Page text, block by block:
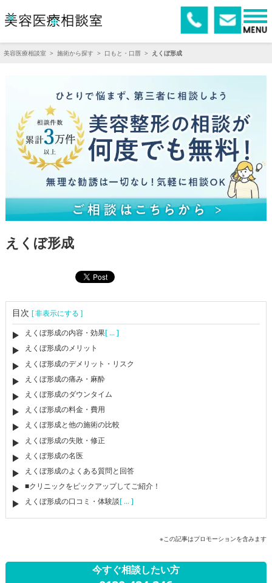
美容医療相談室 > 施術から探す > 口もと・口唇 > えくぼ形成
えくぼ形成
目次[ 非表示にする ]
えくぼ形成の内容・効果[ ... ]
えくぼ形成のメリット
えくぼ形成のデメリット・リスク
えくぼ形成の痛み・麻酔
えくぼ形成のダウンタイム
えくぼ形成の料金・費用
えくぼ形成と他の施術の比較
えくぼ形成の失敗・修正
えくぼ形成の名医
えくぼ形成のよくある質問と回答
■クリニックをピックアップしてご紹介！
えくぼ形成の口コミ・体験談[ ... ]
※この記事はプロモーションを含みます
今すぐ相談したい方